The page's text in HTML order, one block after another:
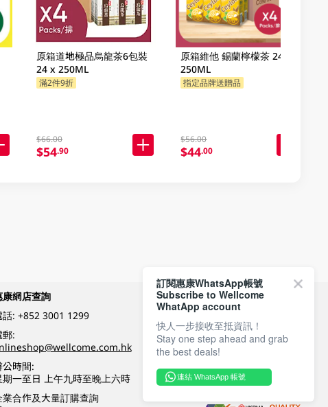
原箱道地極品烏龍茶6包裝
24 x 250ML
滿2件9折
$66.00
$54.90
原箱維他 錫蘭檸檬茶 24 X
250ML
指定品牌送贈品
$56.00
$44.00
康網店查詢
話: +852 3001 1299
郵:
公時間:
期一至日 上午九時至晚上六時
業合作及大量訂購查詢
付款方式
關注我們
訂閱惠康WhatsApp帳號
Subscribe to Wellcome
WhatApp account
快人一步接收至抵資訊！
Stay one step ahead and grab
the best deals!
連結 WhatsApp 帳號